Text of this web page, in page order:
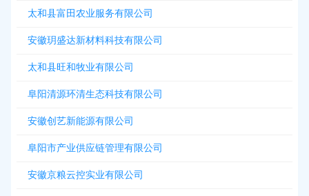
太和县富田农业服务有限公司
安徽玥盛达新材料科技有限公司
太和县旺和牧业有限公司
阜阳清源环清生态科技有限公司
安徽创艺新能源有限公司
阜阳市产业供应链管理有限公司
安徽京粮云控实业有限公司